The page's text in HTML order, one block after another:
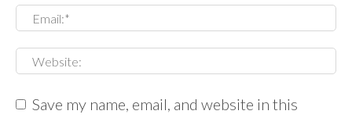
Save my name, email, and website in this